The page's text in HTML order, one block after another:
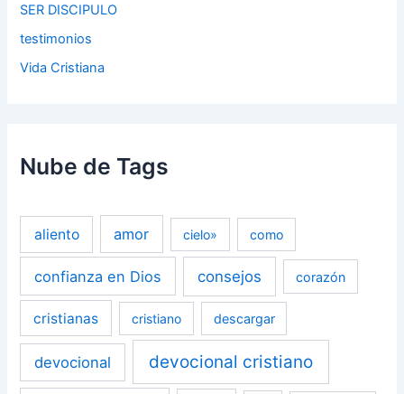
SER DISCIPULO
testimonios
Vida Cristiana
Nube de Tags
aliento amor cielo» como
confianza en Dios consejos corazón
cristianas cristiano descargar
devocional devocional cristiano